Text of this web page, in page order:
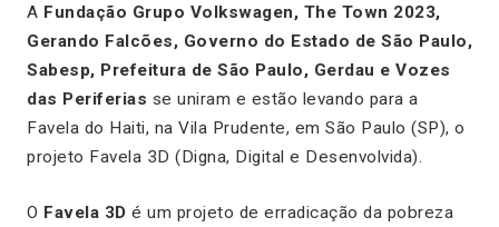
A Fundação Grupo Volkswagen, The Town 2023,
Gerando Falcões, Governo do Estado de São Paulo,
Sabesp, Prefeitura de São Paulo, Gerdau e Vozes
das Periferias se uniram e estão levando para a
Favela do Haiti, na Vila Prudente, em São Paulo (SP), o
projeto Favela 3D (Digna, Digital e Desenvolvida).
O Favela 3D é um projeto de erradicação da pobreza